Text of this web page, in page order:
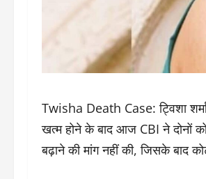
Twisha Death Case: ट्विशा
खत्म होने के बाद आज CBI ने दोनों
बढ़ाने की मांग नहीं की, जिसके बाद